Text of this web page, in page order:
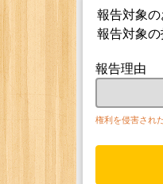
報告対象
報告対象
報告理由
権利を侵害され